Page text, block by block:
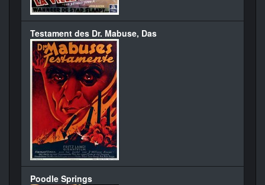
Testament des Dr. Mabuse, Das
Poodle Springs